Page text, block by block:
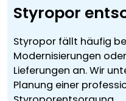
Styropor
Styropor fällt häufig
Modernisierungen
Lieferungen an. Wir
Planung einer